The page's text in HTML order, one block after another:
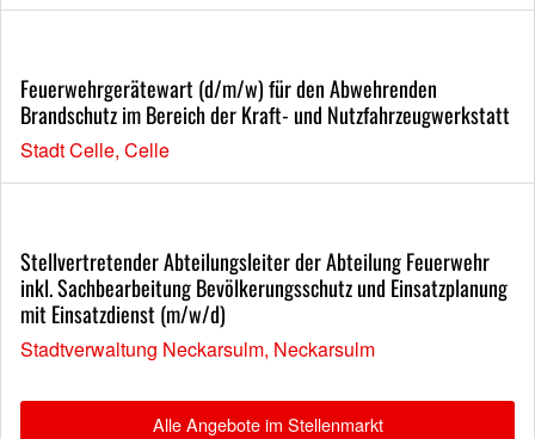
Feuerwehrgerätewart (d/m/w) für den Abwehrenden
Brandschutz im Bereich der Kraft- und Nutzfahrzeugwerkstatt
Stadt Celle, Celle
Stellvertretender Abteilungsleiter der Abteilung Feuerwehr
inkl. Sachbearbeitung Bevölkerungsschutz und Einsatzplanung
mit Einsatzdienst (m/w/d)
Stadtverwaltung Neckarsulm, Neckarsulm
Alle Angebote im Stellenmarkt